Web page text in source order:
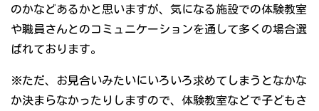
のかなどあるかと思いますが、気になる施設での体験教室
や職員さんとのコミュニケーションを通して多くの場合選
ばれております。
※ただ、お見合いみたいにいろいろ求めてしまうとなかな
か決まらなかったりしますので、体験教室などで子どもさ